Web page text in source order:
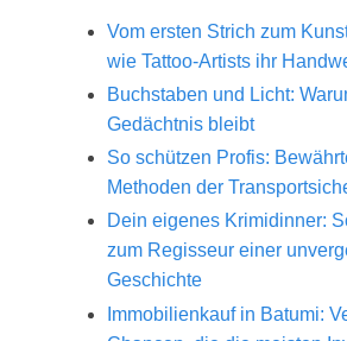
Vom ersten Strich zum
wie Tattoo-Artists ihr
Buchstaben und Licht:
Gedächtnis bleibt
So schützen Profis:
Methoden der
Dein eigenes Krimidinner:
zum Regisseur einer
Geschichte
Immobilienkauf in Batumi: